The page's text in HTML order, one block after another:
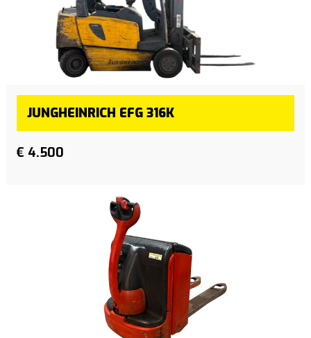
JUNGHEINRICH EFG 316K
€ 4.500